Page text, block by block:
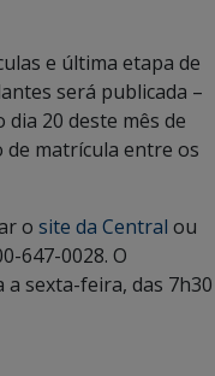
e última etapa de
será publicada –
dia 20 deste mês de
de matrícula entre os
o site da Central ou
647-0028. O
sexta-feira, das 7h30